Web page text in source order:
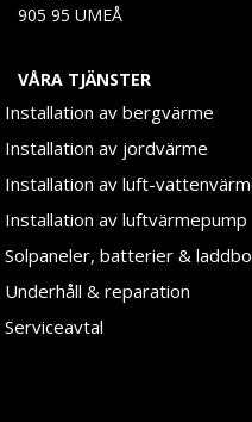
905 95 UMEÅ
VÅRA TJÄNSTER
Installation av bergvärme
Installation av jordvärme
Installation av luft-
Installation av luftvärmepump
Solpaneler, batterier &
Underhåll & reparation
Serviceavtal